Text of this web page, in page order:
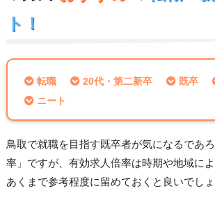
ト！
転職 20代・第二新卒 既卒
ニート
鳥取で就職を目指す既卒者が気になるであ
率」ですが、有効求人倍率は時期や地域によ
あくまで参考程度に留めておくと良いでしょ